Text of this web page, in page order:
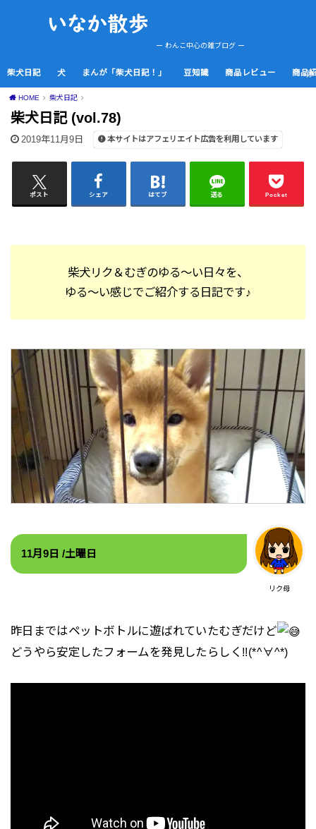
ー わんこ中心の雑ブログ ー
柴犬日記 犬 まんが「柴犬日記！」 豆知識 商品レビュー 商品
HOME 柴犬日記
柴犬日記 (vol.78)
2019年11月9日 本サイトはアフェリエイト広告を利用しています
ポスト シェア はてブ 送る Pocket
柴犬リク＆むぎのゆる～い日々を、
ゆる～い感じでご紹介する日記です♪
リク母
11月9 日 /土曜日
昨日まではペットボトルに遊ばれていたむぎだけど
どうやら安定したフォームを発見したらしく!!(*^∀^*)